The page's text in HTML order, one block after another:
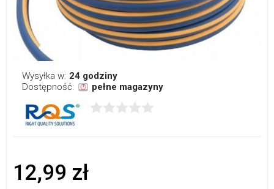
Wysyłka w: 24 godziny
Dostępność:
pełne magazyny
12,99 zł